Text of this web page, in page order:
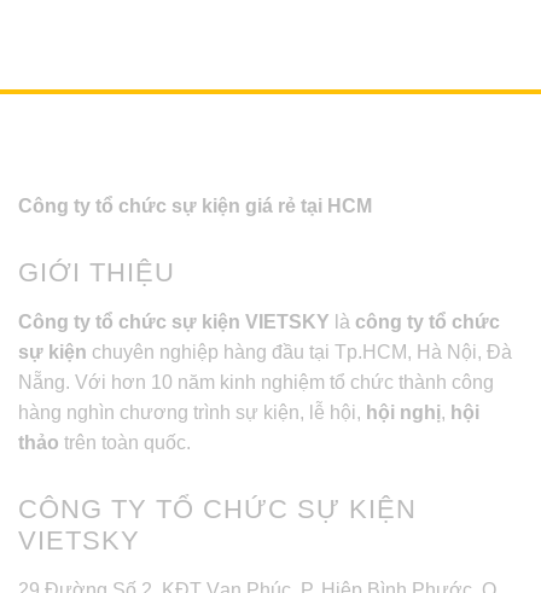
Công ty tổ chức sự kiện giá rẻ tại HCM
GIỚI THIỆU
Công ty tổ chức sự kiện VIETSKY là công ty tổ chức
sự kiện chuyên nghiệp hàng đầu tại Tp.HCM, Hà Nội, Đà
Nẵng. Với hơn 10 năm kinh nghiệm tổ chức thành công
hàng nghìn chương trình sự kiện, lễ hội, hội nghị, hội
thảo trên toàn quốc.
CÔNG TY TỔ CHỨC SỰ KIỆN
VIETSKY